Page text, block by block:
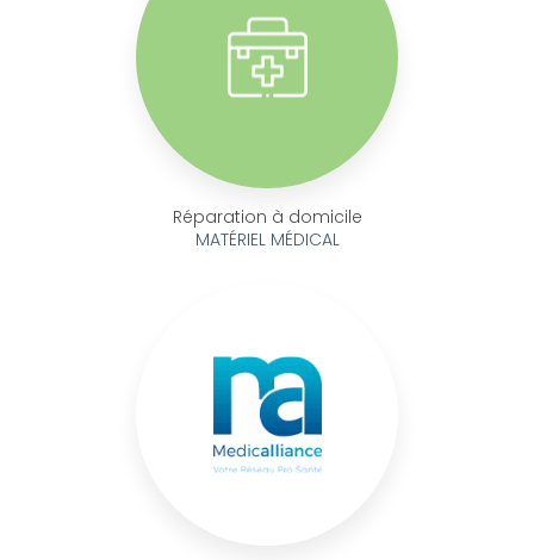
Réparation à domicile
MATÉRIEL MÉDICAL